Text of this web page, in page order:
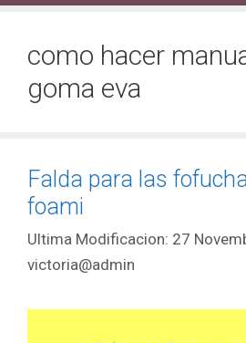
como hacer
goma eva
Falda para las
foami
27
victoria@admin